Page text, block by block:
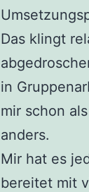
Das klingt
in
mir schon
anders.
Mir hat es
bereitet mit